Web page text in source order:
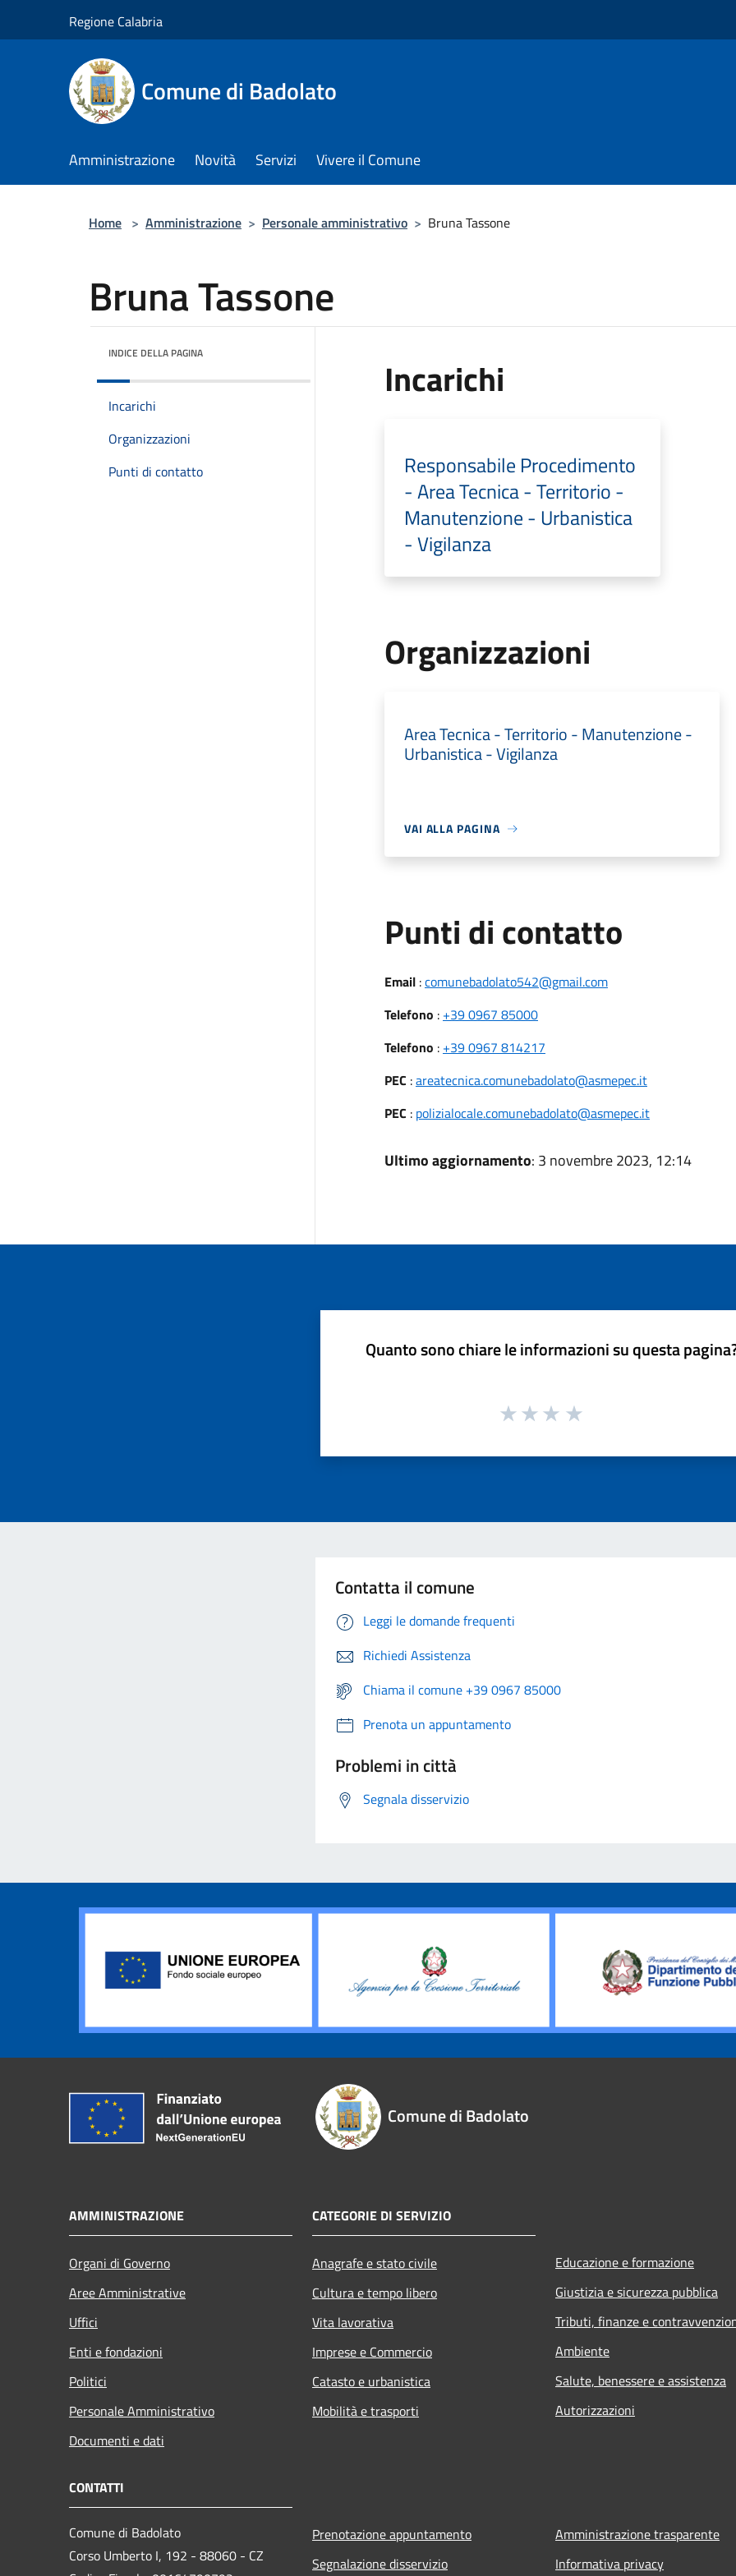
Regione Calabria
Comune di Badolato
Amministrazione Novità Servizi Vivere il Comune
Home > Amministrazione > Personale amministrativo > Bruna Tassone
Bruna Tassone
INDICE DELLA PAGINA
Incarichi
Organizzazioni
Punti di contatto
Incarichi
Responsabile Procedimento
- Area Tecnica - Territorio -
Manutenzione - Urbanistica
- Vigilanza
Organizzazioni
Area Tecnica - Territorio - Manutenzione -
Urbanistica - Vigilanza
VAI ALLA PAGINA
Punti di contatto
Email:comunebadolato542@gmail.com
Telefono : +39 0967 85000
Telefono : +39 0967 814217
PEC :areatecnica.comunebadolato@asmepec.it
PEC : polizialocale.comunebadolato@asmepec.it
Ultimo aggiornamento: 3 novembre 2023, 12:14
Quanto sono chiare le informazioni su questa
Contatta il comune
Leggi le domande frequenti
Richiedi Assistenza
Chiama il comune +39 0967 85000
Prenota un appuntamento
Problemi in città
Segnala disservizio
Comune di Badolato
AMMINISTRAZIONE
Organi di Governo
Aree Amministrative
Uffici
Enti e fondazioni
Politici
Personale Amministrativo
Documenti e dati
CATEGORIE DI SERVIZIO
Anagrafe e stato civile
Cultura e tempo libero
Vita lavorativa
Imprese e Commercio
Catasto e urbanistica
Mobilità e trasporti
Educazione e formazione
Giustizia e sicurezza pubblica
Tributi, finanze e
Ambiente
Salute, benessere e assistenza
Autorizzazioni
CONTATTI
Comune di Badolato
Corso Umberto I, 192 - 88060 - CZ
Prenotazione appuntamento
Segnalazione disservizio
Amministrazione trasparente
Informativa privacy